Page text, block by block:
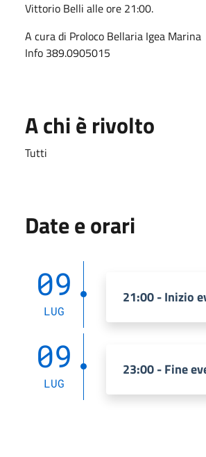
Vittorio Belli alle ore 21:00.
A cura di Proloco Bellaria Igea Marina
Info 389.0905015
A chi è rivolto
Tutti
Date e orari
09
LUG
21:00 - Inizio
09
LUG
23:00 - Fine